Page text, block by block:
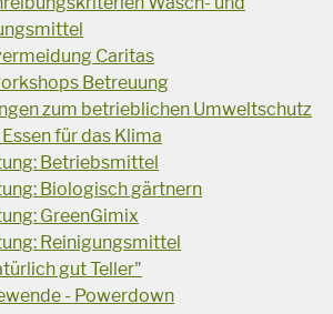
Caritas
Betreuung
zum betrieblichen Umweltschutz
für das Klima
Betriebsmittel
Biologisch gärtnern
GreenGimix
Reinigungsmittel
gut Teller"
- Powerdown